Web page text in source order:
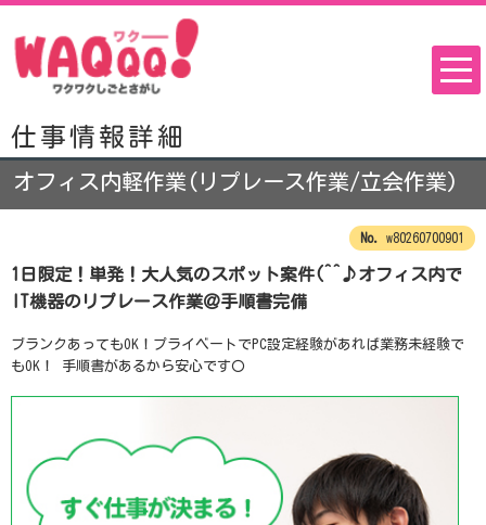
仕事情報詳細
オフィス内軽作業(リプレース作業/立会作業)
w80260700901
1日限定！単発！大人気のスポット案件(^^♪オフィス内で
IT機器のリプレース作業＠手順書完備
ブランクあってもOK！プライベートでPC設定経験があれば業務未経験で
もOK！ 手順書があるから安心です〇